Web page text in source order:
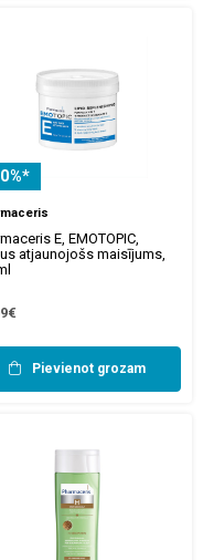
E, EMOTOPIC,
atjaunojošs maisījums,
Pievienot grozam